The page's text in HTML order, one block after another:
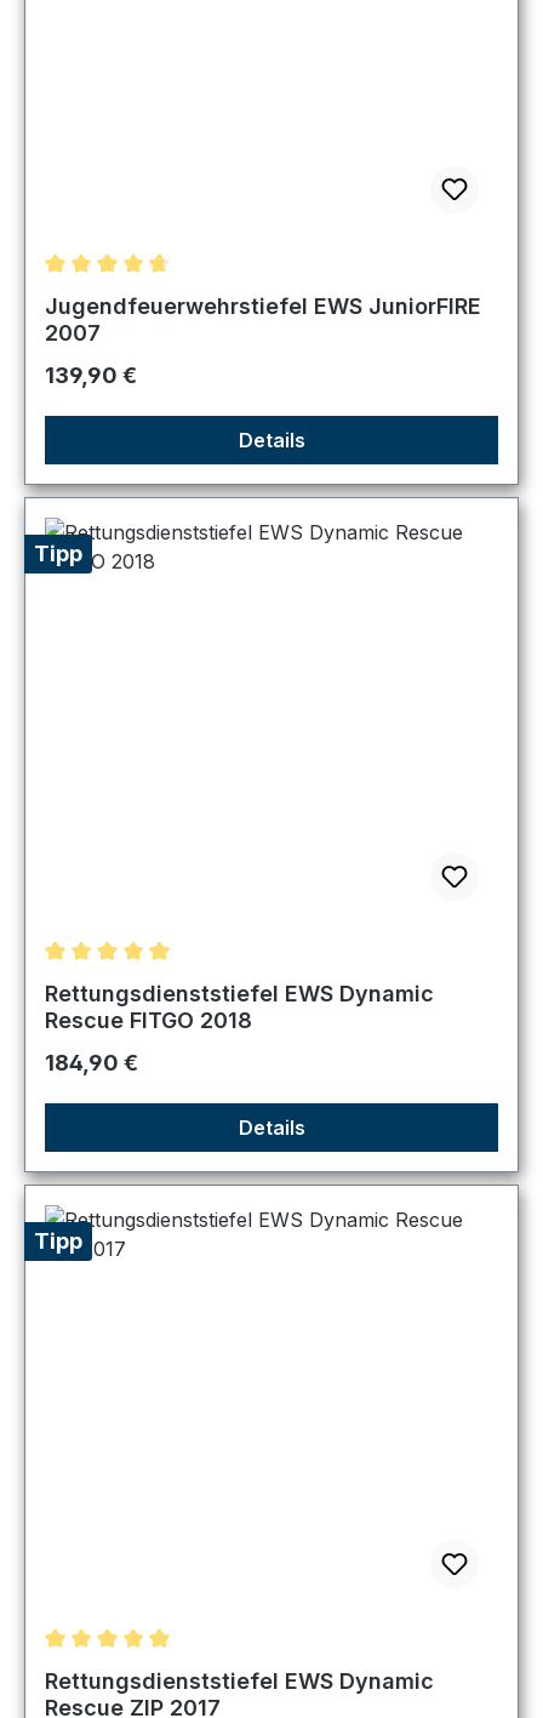
Durchschnittliche Bewertung von 4.67 von 5 Sternen
Jugendfeuerwehrstiefel EWS JuniorFIRE
2007
Regulärer Preis:
139,90 €
Details
Tipp
Durchschnittliche Bewertung von 5 von 5 Sternen
Rettungsdienststiefel EWS Dynamic
Rescue FITGO 2018
Regulärer Preis:
184,90 €
Details
Tipp
Durchschnittliche Bewertung von 4.89 von 5 Sternen
Rettungsdienststiefel EWS Dynamic
Rescue ZIP 2017